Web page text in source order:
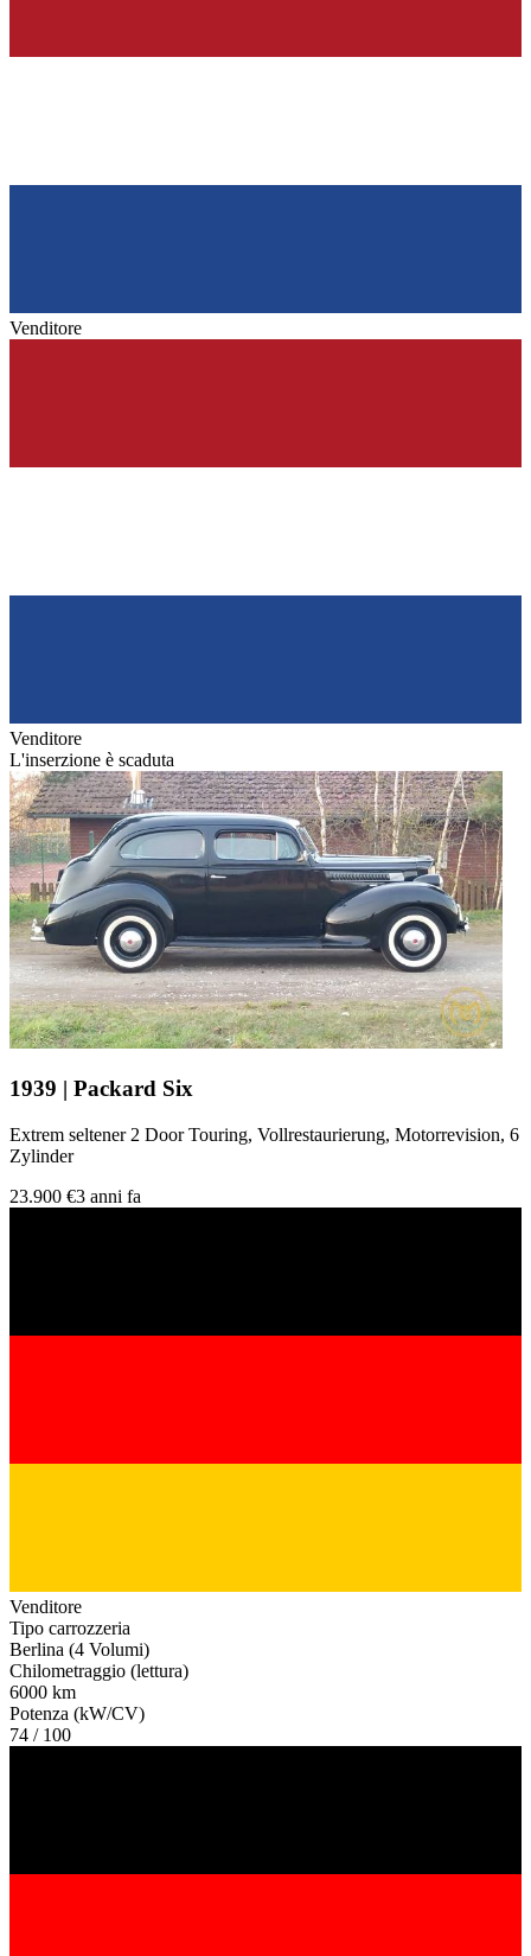
Venditore
Venditore
L'inserzione è scaduta
1939 | Packard Six
Extrem seltener 2 Door Touring, Vollrestaurierung, Motorrevision, 6
Zylinder
23.900 €3 anni fa
Venditore
Tipo carrozzeria
Berlina (4 Volumi)
Chilometraggio (lettura)
6000 km
Potenza (kW/CV)
74 / 100